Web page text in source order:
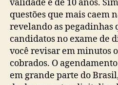
validade é de 10 anos.
questões que mais caem
revelando as
candidatos no exame de
você revisar em minutos
cobrados. O
em grande parte do